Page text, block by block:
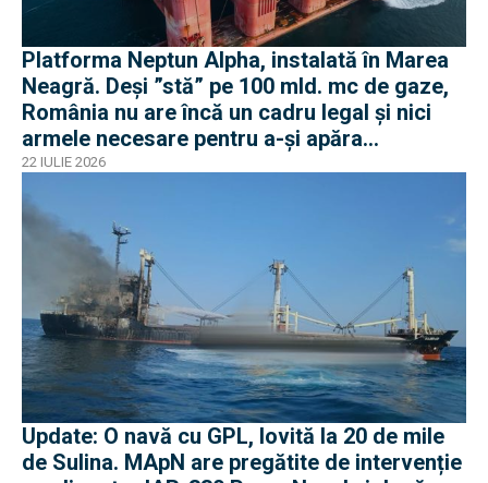
Platforma Neptun Alpha, instalată în Marea
Neagră. Deși ”stă” pe 100 mld. mc de gaze,
România nu are încă un cadru legal și nici
armele necesare pentru a-și apăra
infrastructura
22 IULIE 2026
Update: O navă cu GPL, lovită la 20 de mile
de Sulina. MApN are pregătite de intervenție